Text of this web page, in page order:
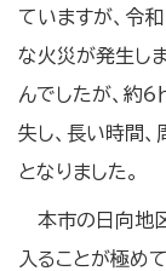
ていますが、令
な火災が発生し
んでしたが、約6
失し、長い時間
となりました。
本市の日向地
入ることが極め